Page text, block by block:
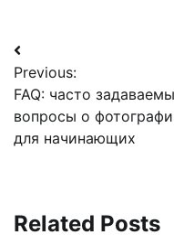
Навигация
по
записям
Previous:
FAQ: часто
вопросы о
для начинающих
Related Posts